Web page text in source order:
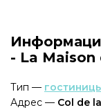
- La Maison
Тип —
Адрес — Col de